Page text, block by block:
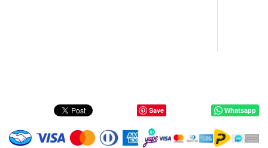
Save Whatsapp